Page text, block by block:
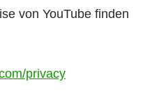
von YouTube finden
privacy